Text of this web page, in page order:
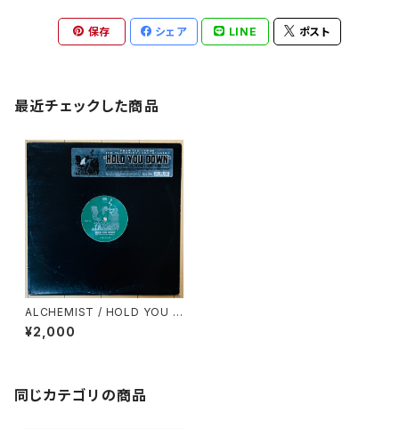
保存 シェア LINE ポスト
最近チェックした商品
ALCHEMIST / HOLD YOU D
OWN
¥2,000
同じカテゴリの商品